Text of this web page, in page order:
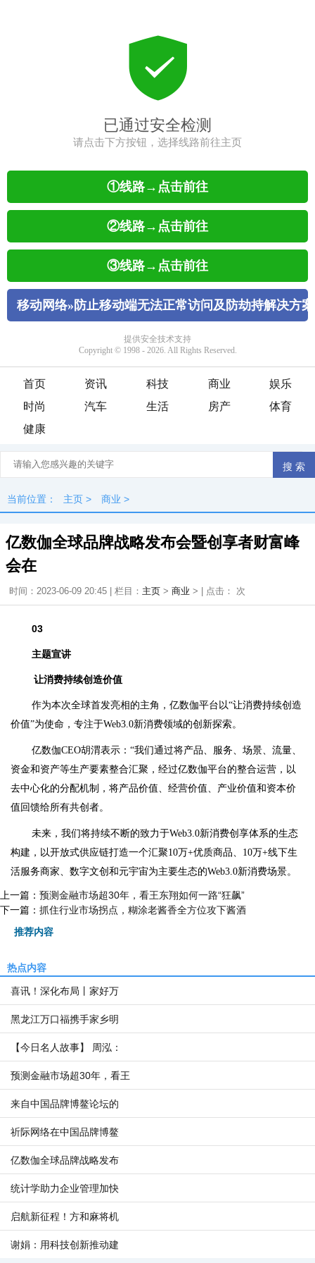
首页 资讯 科技 商业
娱乐
时尚
汽车 生活 房产
体育
健康
当前位置： 主页 > 商业 >
亿数伽全球品牌战略发布会暨创享者财富峰
会在
时间：2023-06-09 20:45 | 栏目： 主页 > 商业 > | 点击： 次
03
主题宣讲
让消费持续创造价值
作为本次全球首发亮相的主角，亿数伽平台以“让消费持续创造
价值”为使命，专注于Web3.0新消费领域的创新探索。
亿数伽CEO胡渭表示：“我们通过将产品、服务、场景、流量、
资金和资产等生产要素整合汇聚，经过亿数伽平台的整合运营，以
去中心化的分配机制，将产品价值、经营价值、产业价值和资本价
值回馈给所有共创者。
未来，我们将持续不断的致力于Web3.0新消费创享体系的生态
构建，以开放式供应链打造一个汇聚10万+优质商品、10万+线下生
活服务商家、数字文创和元宇宙为主要生态的Web3.0新消费场景。
上一篇： 预测金融市场超30年，看王东翔如何一路“狂飙”
下一篇： 抓住行业市场拐点，糊涂老酱香全方位攻下酱酒
推荐内容
热点内容
喜讯！深化布局丨家好万
黑龙江万口福携手家乡明
【今日名人故事】 周泓：
预测金融市场超30年，看王
来自中国品牌博鳌论坛的
祈际网络在中国品牌博鳌
亿数伽全球品牌战略发布
统计学助力企业管理加快
启航新征程！方和麻将机
谢娟：用科技创新推动建